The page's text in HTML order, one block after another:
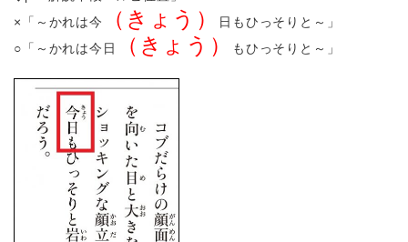
×「～かれは今
（きょう）
日もひっそりと～」
○「～かれは今日
（きょう） もひっそりと～」